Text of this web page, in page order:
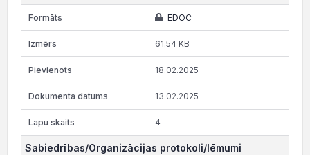
EDOC
61.54 KB
18.02.2025
13.02.2025
4
Sabiedrības/Organizācijas protokoli/lēmumi